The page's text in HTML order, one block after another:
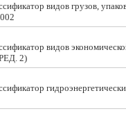
видов грузов,
видов
2)